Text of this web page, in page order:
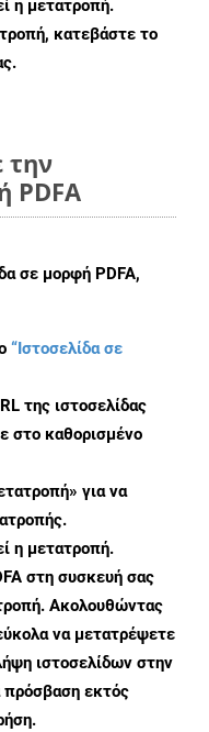
η μετατροπή.
κατεβάστε το
την
PDFA
σε μορφή PDFA,
“Ιστοσελίδα σε
της ιστοσελίδας
στο καθορισμένο
για να
η μετατροπή.
στη συσκευή σας
Ακολουθώντας
να μετατρέψετε
ιστοσελίδων στην
πρόσβαση εκτός